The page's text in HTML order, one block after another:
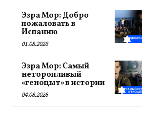
Эзра Мор: Добро
пожаловать в
Испанию
01.08.2026
Эзра Мор: Самый
неторопливый
«геноцыт» в истории
04.08.2026